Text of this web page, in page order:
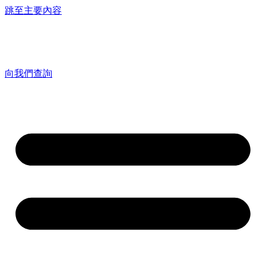
跳至主要內容
向我們查詢